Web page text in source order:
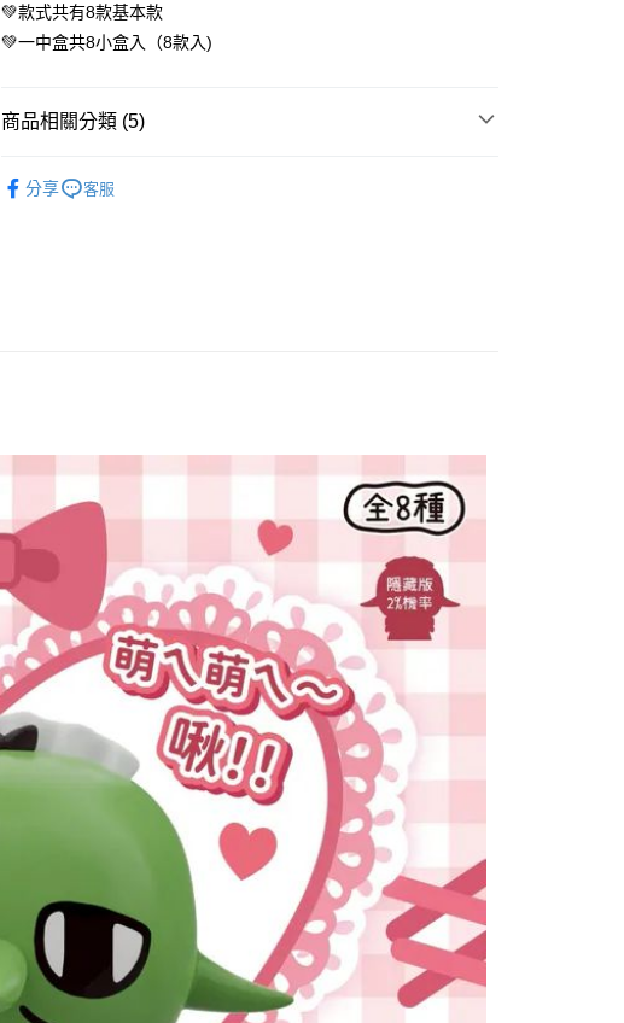
１．於結帳方式選擇「AFTEE先享後付」後，將跳轉至「AFTEE先享後
付」結帳頁面，進行簡訊認證並確認金額後，即可完成結帳。
２．訂單成立數日內，您將收到繳費通知簡訊。
※ 請注意：結帳手續完成當下不需立刻繳費，但若您需要取消訂單，請聯
※ 交易是否成功請以「AFTEE先享後付 」之結帳頁面顯示為準，若有關於
即時審查核予不同之上限額度；若仍有額度不足之情形，本公司將視審查
結果請求用戶進行身份認證。
５．嚴禁一人註冊多個帳號或使用他人資訊註冊。若發現惡意使用之情
形，恩沛科技股份有限公司將有權停止該用戶之使用額度並採取法律行
動。
每筆NT$70，滿NT$699(含以上)免運費
付款後全家取貨
7-11取貨付款
💚款式共有8款基本款
💚一中盒共8小盒入（8款入)
商品相關分類 (5)
分享 客服